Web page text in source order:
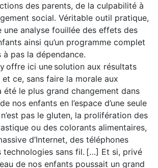
des parents, de la culpabilité à
social. Véritable outil pratique,
une analyse fouillée des effets des
ainsi qu’un programme complet
pas la dépendance.
offre ici une solution aux résultats
ce, sans faire la morale aux
été le plus grand changement dans
nos enfants en l’espace d’une seule
pas le gluten, la prolifération des
ou des colorants alimentaires,
d’Internet, des téléphones
technologies sans fil. […] Et si, privé
de nos enfants poussait un grand